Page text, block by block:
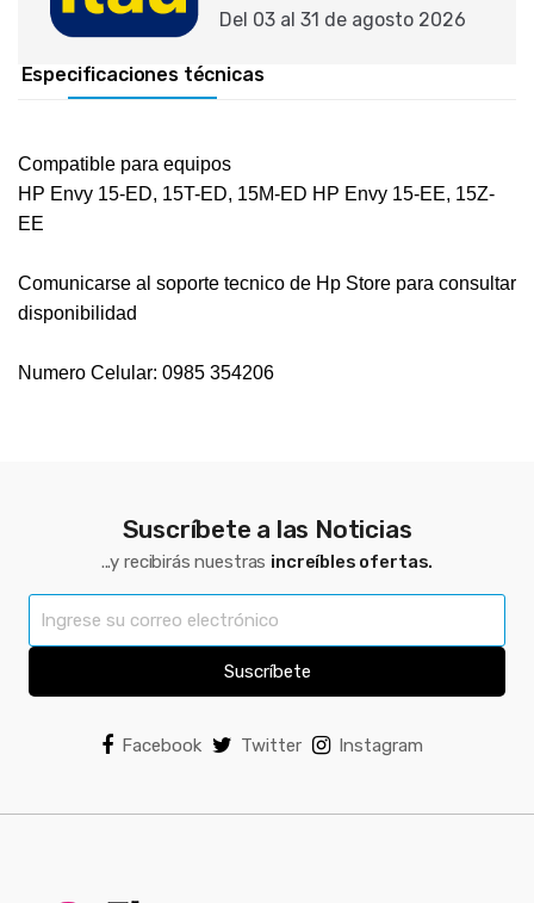
Del 03 al 31 de agosto 2026
Especificaciones técnicas
Compatible para equipos
HP Envy 15-ED, 15T-ED, 15M-ED HP Envy 15-EE, 15Z-
EE
Comunicarse al soporte tecnico de Hp Store para consultar
disponibilidad
Numero Celular: 0985 354206
Suscríbete a las Noticias
...y recibirás nuestras increíbles ofertas.
Suscríbete
Facebook Twitter Instagram